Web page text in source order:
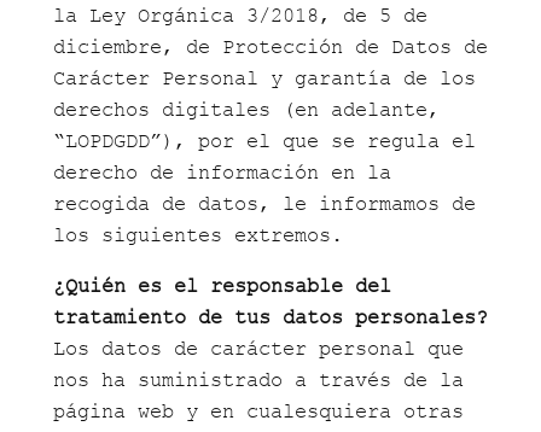
la Ley Orgánica 3/2018, de 5 de
diciembre, de Protección de Datos de
Carácter Personal y garantía de los
derechos digitales (en adelante,
“LOPDGDD”), por el que se regula el
derecho de información en la
recogida de datos, le informamos de
los siguientes extremos.
¿Quién es el responsable del
tratamiento de tus datos personales?
Los datos de carácter personal que
nos ha suministrado a través de la
página web y en cualesquiera otras